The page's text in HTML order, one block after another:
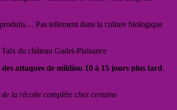
Pas tellement dans la culture biologique
du château Gadet-Plaisance
des attaques de mildiou 10 à 15 jours plus tard.
la récolte complète chez certains